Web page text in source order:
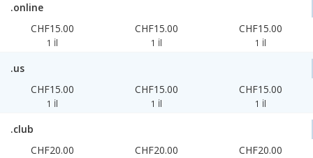
.online
CHF15.00
1 İl
CHF15.00
1 İl
CHF15.00
1 İl
.us
CHF15.00
1 İl
CHF15.00
1 İl
CHF15.00
1 İl
.club
CHF20.00
CHF20.00 CHF20.00